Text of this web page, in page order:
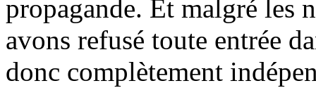
propagande. Et malgré les
avons refusé toute entrée
donc complètement